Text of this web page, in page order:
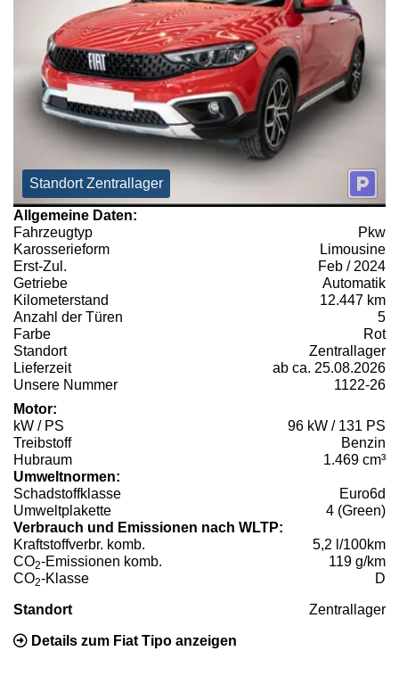
Standort Zentrallager
Allgemeine Daten:
Fahrzeugtyp
Pkw
Karosserieform
Limousine
Erst-Zul.
Feb / 2024
Getriebe
Automatik
Kilometerstand
12.447 km
Anzahl der Türen
5
Farbe
Rot
Standort
Zentrallager
Lieferzeit
ab ca. 25.08.2026
Unsere Nummer
1122-26
Motor:
kW / PS
96 kW / 131 PS
Treibstoff
Benzin
Hubraum
1.469 cm³
Umweltnormen:
Schadstoffklasse
Euro6d
Umweltplakette
4 (Green)
Verbrauch und Emissionen nach WLTP:
Kraftstoffverbr. komb.
5,2 l/100km
CO2-Emissionen komb.
119 g/km
CO2-Klasse D
Standort Zentrallager
Details zum Fiat Tipo anzeigen